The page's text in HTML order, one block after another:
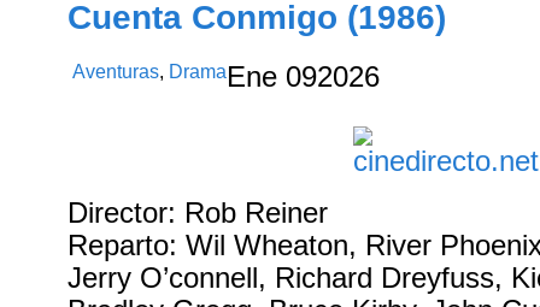
Cuenta Conmigo (1986)
Aventuras, Drama Ene 092026
Director: Rob Reiner
Reparto: Wil Wheaton, River
Jerry O’connell, Richard Dreyfuss,